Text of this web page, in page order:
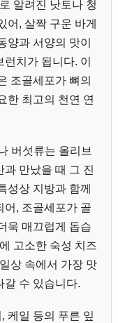
알려진 낫토나 청
어, 살짝 구운 바게
양과 서양의 맛이
치가 됩니다. 이
조골세포가 뼈의
한 최고의 천연 연
버섯류는 올리브
과 만났을 때 그 진
성상 지방과 함께
어, 조골세포가 골
욱 매끄럽게 돕습
고소한 숙성 치즈
상 속에서 가장 맛
갈 수 있습니다.
케일 등의 푸른 잎